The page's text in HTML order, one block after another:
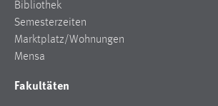
Bibliothek
Semesterzeiten
Marktplatz/Wohnungen
Mensa
Fakultäten